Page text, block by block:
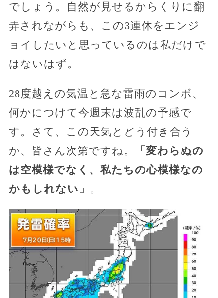
でしょう。自然が見せるからくりに翻
弄されながらも、この3連休をエンジ
ョイしたいと思っているのは私だけで
はないはず。
28度越えの気温と急な雷雨のコンボ、
何かにつけて今週末は波乱の予感で
す。さて、この天気とどう付き合う
か、皆さん次第ですね。
「変わらぬの
は空模様でなく、私たちの心模様なの
かもしれない」 。